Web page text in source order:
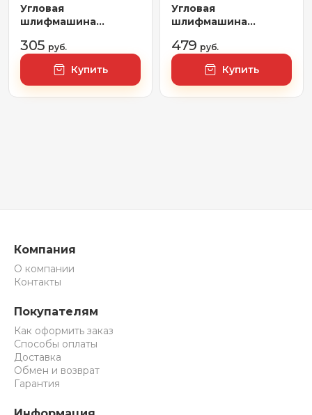
Угловая
шлифмашина
3200207 (без АКБ)
305 руб.
Купить
Угловая
шлифмашина
3402007CUA (с 1-им
АКБ)
479 руб.
Купить
Компания
О компании
Контакты
Покупателям
Как оформить заказ
Способы оплаты
Доставка
Обмен и возврат
Гарантия